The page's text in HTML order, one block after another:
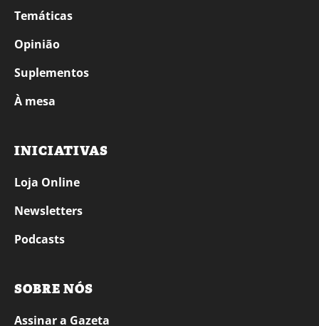
Temáticas
Opinião
Suplementos
À mesa
INICIATIVAS
Loja Online
Newsletters
Podcasts
SOBRE NÓS
Assinar a Gazeta